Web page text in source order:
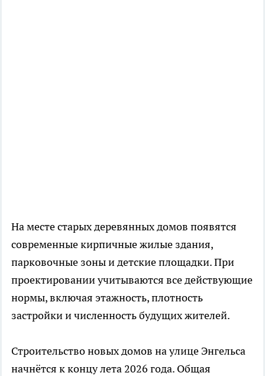
На месте старых деревянных домов появятся
современные кирпичные жилые здания,
парковочные зоны и детские площадки. При
проектировании учитываются все действующие
нормы, включая этажность, плотность
застройки и численность будущих жителей.
Строительство новых домов на улице Энгельса
начнётся к концу лета 2026 года. Общая